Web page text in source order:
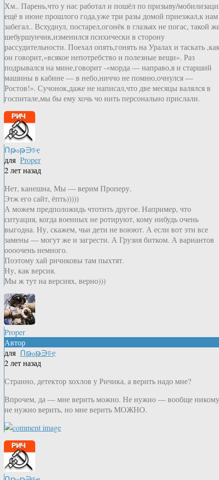
Хм.. Парень,что у нас работал и пошёл по призыву/
ещё в июне прошлого года,уже три разы домой приезжал,к нам
забегал.. Всхуднул, постарел,огонёк в глазьях не погас, такой
шебуршунчик,изменился психически в сторону
рассудительности. Поехал опять,гонять на Уралах и таскать
он говорит,»всякое непотребство и полезные вещи». Раз
подрывался на мине,говорит -«морда — направо,я и старший
машины в кабине — в небо,ниччо не помню,очнулся —
Ростов!». Сучонок,даже не написал,что две месяцы валялся в
госпитале,мы бы ему хочь чо нить персонально прислали.
Ոթℴթ∋চҿ
для Proper
2 лет назад
Нет, канешна, Мы — верим Проперу.
Этж его сайт, ёпть)))))
А можем предположидь чтотнть другое. Например, что
ситуация, когда военных не ротируют, кому нибудь очень
выгодна. Ну, скажем, чьи дети не воюют. А если вот эти все
замены — могут же и загрести. А Грузия битком. А вариантов
оооочень немного.
Поэтому хай ричиковы там пыхтят.
Ну, как версия.
Мы ж тут на версиях, верно)))
Proper
Автор
для Ոթℴթ∋চҿ
2 лет назад
Странно, детектор хохлов у Ричика, а верить надо мне?
Впрочем, да — мне верить можно. Не нужно — вообще никому
не нужно верить, но мне верить МОЖНО.